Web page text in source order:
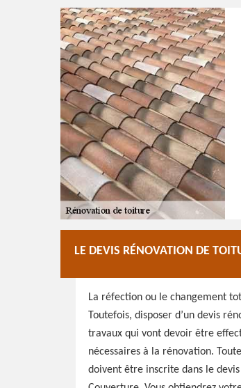
LE DEVIS RÉNOVATION DE
La réfection ou le changement
Toutefois, disposer d’un devis
travaux qui vont devoir être
nécessaires à la rénovation.
doivent être inscrite dans le